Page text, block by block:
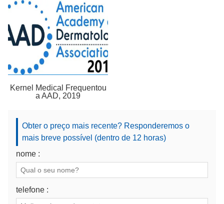
Kernel Medical Frequentou
a AAD, 2019
Obter o preço mais recente? Responderemos o
mais breve possível (dentro de 12 horas)
nome :
telefone :